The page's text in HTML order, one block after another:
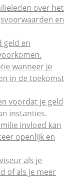
over het
en
geld en
wanneer je
in de toekomst
voordat je geld
instanties.
invloed kan
openlijk en
als je
of als je meer